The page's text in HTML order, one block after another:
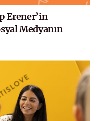
Erener’in
Medyanın